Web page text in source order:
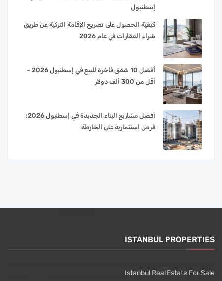
إسطنبول
كيفية الحصول على تصريح الإقامة التركية عن طريق
شراء العقارات في عام 2026
أفضل 10 شقق فاخرة للبيع في إسطنبول 2026 –
أقل من 300 ألف دولار
أفضل مشاريع البناء الجديدة في إسطنبول 2026:
فرص استثمارية على الخارطة
ISTANBUL PROPERTIES
Istanbul Real Estate For Sale